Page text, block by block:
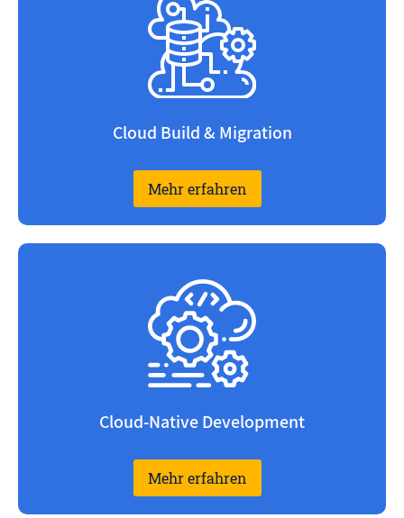
Cloud Build & Migration
Mehr erfahren
Cloud-Native Development
Mehr erfahren